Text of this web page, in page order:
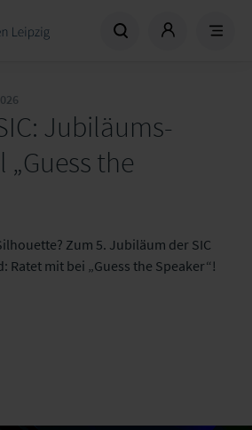
Jubiläums-
the
Zum 5. Jubiläum der SIC
Ratet mit bei „Guess the Speaker“!